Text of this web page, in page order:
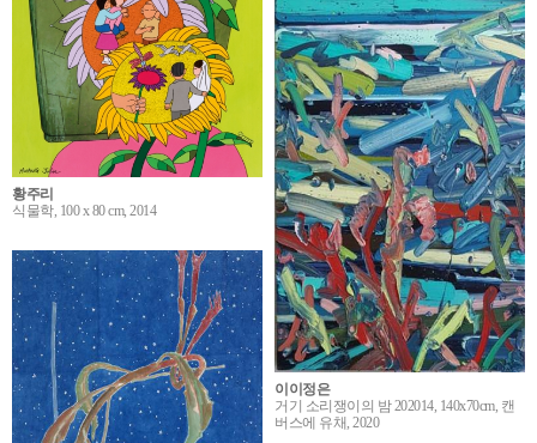
황주리
식물학, 100 x 80 cm, 2014
이이정은
거기 소리쟁이의 밤 202014, 140x70cm, 캔
버스에 유채, 2020